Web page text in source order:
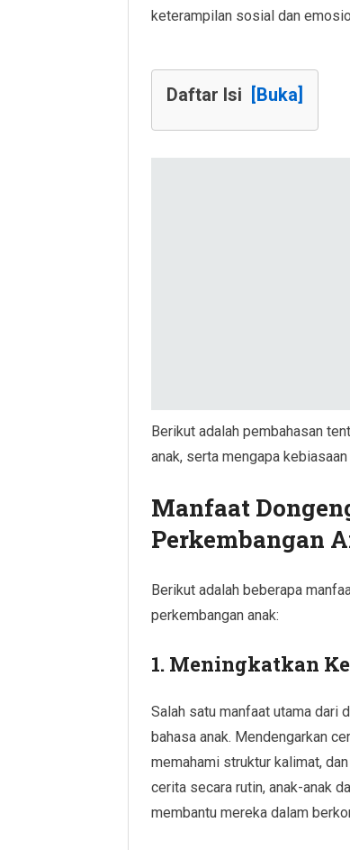
keterampilan sosial dan
Daftar Isi [Buka]
Berikut adalah pembahasan
anak, serta mengapa
Manfaat
Perkembangan
Berikut adalah beberapa
perkembangan anak:
1. Meningkatkan
Salah satu manfaat utama dari
bahasa anak. Mendengarkan
memahami struktur kalimat,
cerita secara rutin, anak-anak
membantu mereka dalam